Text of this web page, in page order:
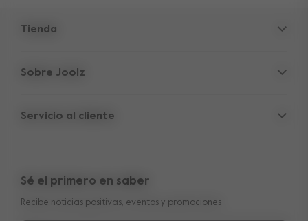
Tienda
Accesorios
Piezas de repuesto
Sobre Joolz
Información de la empresa
Shop the look
Press
Servicio al cliente
Manuales
Entrega y pago
Sé el primero en saber
Recibe noticias positivas, eventos y promociones